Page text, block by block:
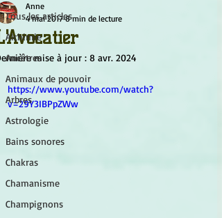
Tous les articles
Alchimie
Ancêtres
Animaux de pouvoir
Arbres
Astrologie
Bains sonores
Chakras
Chamanisme
Champignons
Anne
4 mai 2017 8 min de lecture
mise à jour : 8 avr. 2024
https://www.youtube.com/watch?
v=29Y3IBPpZWw